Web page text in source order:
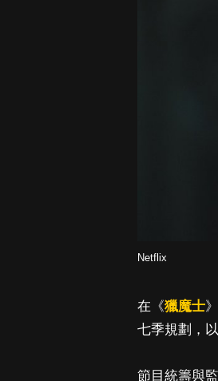
Netflix
在《獵魔士
七季規劃，
節目統籌與